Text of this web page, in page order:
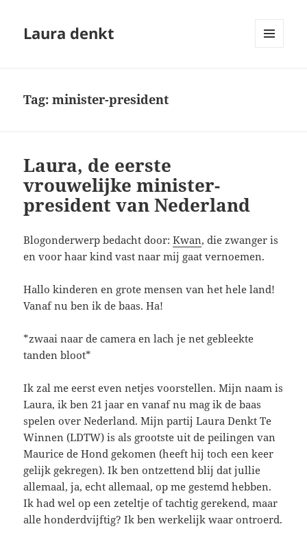
Laura denkt
Tag:minister-president
Laura, de eerste
vrouwelijke minister-
president van Nederland
Blogonderwerp bedacht door:Kwan, die zwanger is
en voor haar kind vast naar mij gaat vernoemen.
Hallo kinderen en grote mensen van het hele land!
Vanaf nu ben ik de baas. Ha!
*zwaai naar de camera en lach je net gebleekte
tanden bloot*
Ik zal me eerst even netjes voorstellen. Mijn naam is
Laura, ik ben 21 jaar en vanaf nu mag ik de baas
spelen over Nederland. Mijn partij Laura Denkt Te
Winnen (LDTW) is als grootste uit de peilingen van
Maurice de Hond gekomen (heeft hij toch een keer
gelijk gekregen). Ik ben ontzettend blij dat jullie
allemaal, ja, echt allemaal, op me gestemd hebben.
Ik had wel op een zeteltje of tachtig gerekend, maar
alle honderdvijftig? Ik ben werkelijk waar ontroerd.